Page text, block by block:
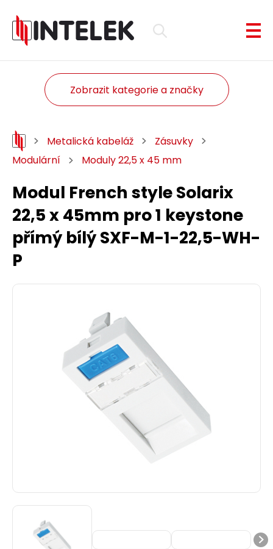
Zobrazit kategorie a značky
Metalická kabeláž
Zásuvky
Modulární
Moduly 22,5 x 45 mm
Modul French style Solarix
22,5 x 45mm pro 1 keystone
přímý bílý SXF-M-1-22,5-WH-
P